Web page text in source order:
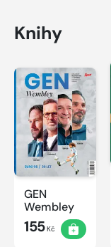
Knihy
GEN
Wembley
155Kč